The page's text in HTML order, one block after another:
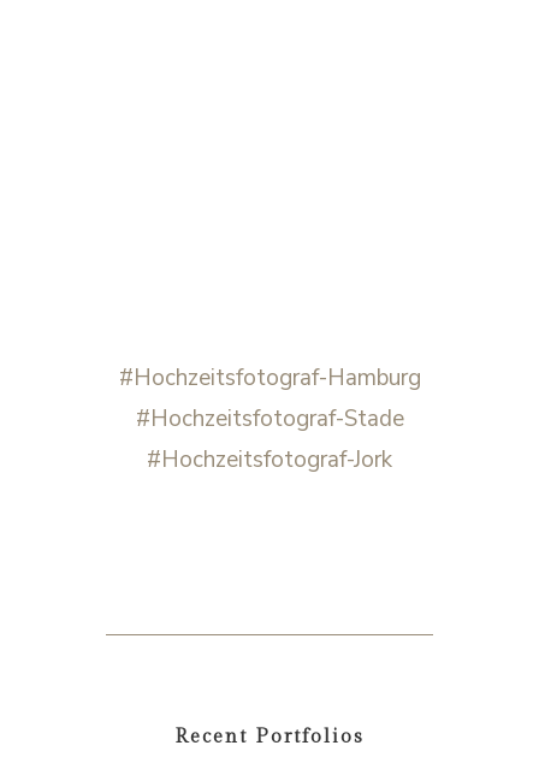
#Hochzeitsfotograf-Hamburg
#Hochzeitsfotograf-Stade
#Hochzeitsfotograf-Jork
Recent Portfolios